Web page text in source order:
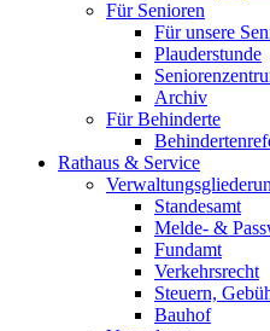
Für Senioren
Für unsere
Plauderstunde
Archiv
Für Behinderte
Rathaus & Service
Standesamt
Melde- &
Fundamt
Verkehrsrecht
Steuern,
Bauhof